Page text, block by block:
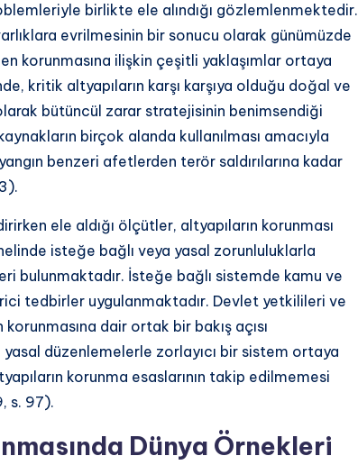
birlikte ele alındığı gözlemlenmektedir.
evrilmesinin bir sonucu olarak günümüzde
korunmasına ilişkin çeşitli yaklaşımlar ortaya
kritik altyapıların karşı karşıya olduğu doğal ve
bütüncül zarar stratejisinin benimsendiği
birçok alanda kullanılması amacıyla
benzeri afetlerden terör saldırılarına kadar
ele aldığı ölçütler, altyapıların korunması
isteğe bağlı veya yasal zorunluluklarla
bulunmaktadır. İsteğe bağlı sistemde kamu ve
tedbirler uygulanmaktadır. Devlet yetkilileri ve
dair ortak bir bakış açısı
düzenlemelerle zorlayıcı bir sistem ortaya
korunma esaslarının takip edilmemesi
s. 97).
Dünya Örnekleri